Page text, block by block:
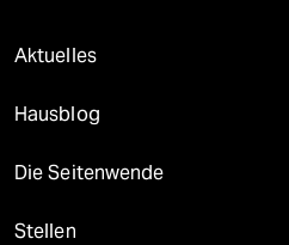
Aktuelles
Hausblog
Die Seitenwende
Stellen